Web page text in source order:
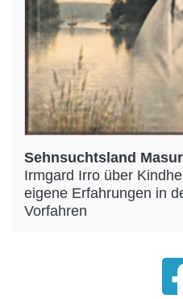
Sehnsuchtsland
Irmgard Irro über
eigene Erfahrungen in
Vorfahren